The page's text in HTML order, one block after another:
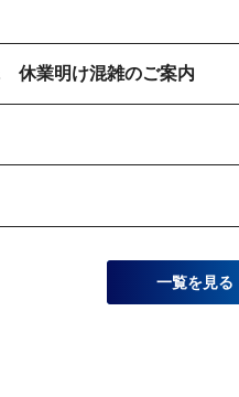
業明け混雑のご案内
一覧を見る